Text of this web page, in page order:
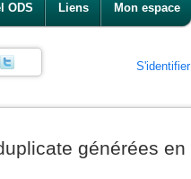
ODS Liens Mon espace
S'identifier
générées en